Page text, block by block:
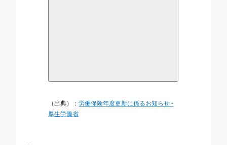
（出典）：労働保険年度更新に係るお知らせ -
厚生労働省